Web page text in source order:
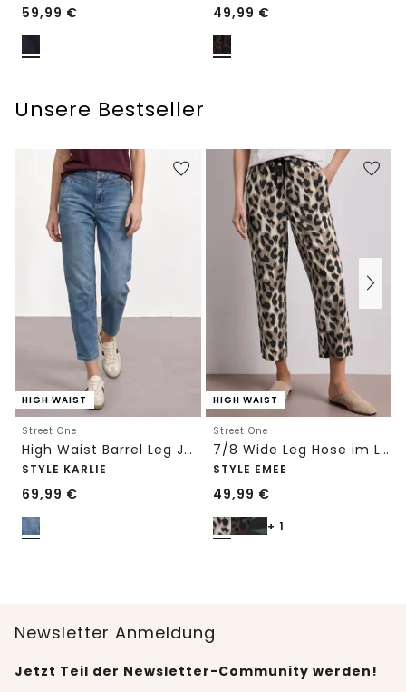
59,99 €
49,99 €
Unsere Bestseller
HIGH WAIST
Street One
High Waist Barrel Leg Jeans im Loose Fit
STYLE KARLIE
69,99 €
HIGH WAIST
Street One
7/8 Wide Leg Hose im Loose Fit mit Print
STYLE EMEE
49,99 €
+ 1
Newsletter Anmeldung
Jetzt Teil der Newsletter-Community werden!